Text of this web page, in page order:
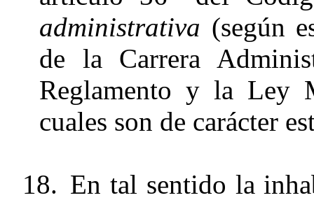
administrativa (según
de la Carrera
Reglamento y la Ley
cuales son de carácter
18. En tal sentido la